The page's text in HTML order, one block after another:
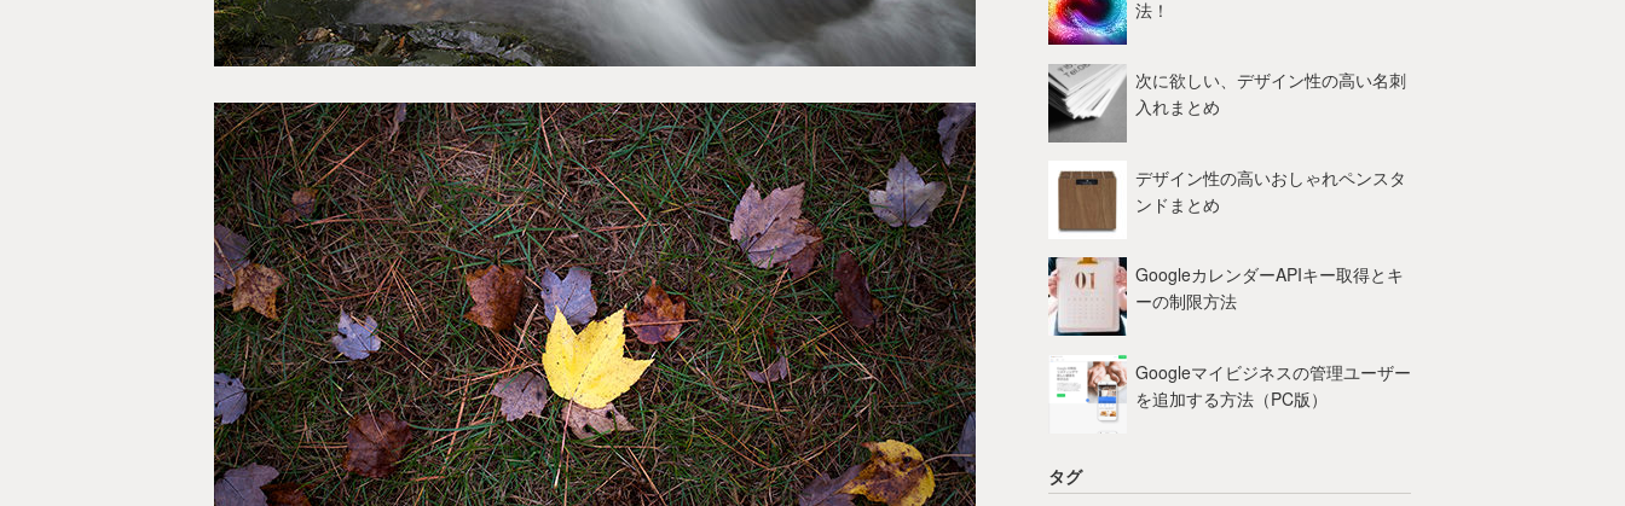
法！
次に欲しい、デザイン性の高い名刺
入れまとめ
デザイン性の高いおしゃれペンスタ
ンドまとめ
GoogleカレンダーAPIキー取得とキ
ーの制限方法
Googleマイビジネスの管理ユーザー
を追加する方法（PC版）
タグ